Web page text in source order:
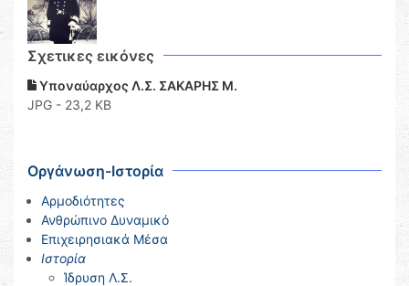
Σχετικες εικόνες
Υποναύαρχος Λ.Σ. ΣΑΚΑΡΗΣ Μ.
JPG - 23,2 KB
Οργάνωση-Ιστορία
Αρμοδιότητες
Ανθρώπινο Δυναμικό
Επιχειρησιακά Μέσα
Ιστορία
Ίδρυση Λ.Σ.